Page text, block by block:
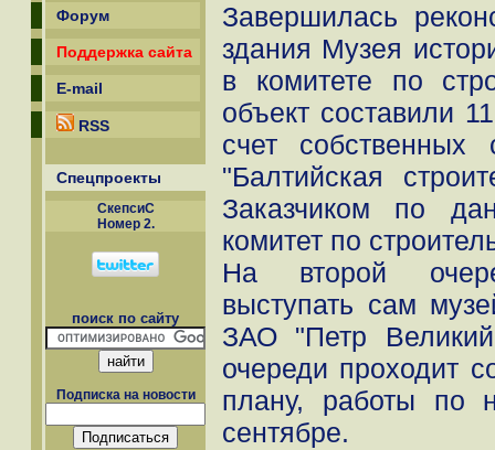
Форум
Поддержка сайта
E-mail
RSS
Спецпроекты
СкепсиС
Номер 2.
поиск по сайту
Подписка на новости
Завершилась
здания Музея
в комитете по
объект составили
счет
"Балтийская
Заказчиком по
комитет по
На второй
выступать сам
ЗАО "Петр
очереди проходит
плану, работы по
сентябре.